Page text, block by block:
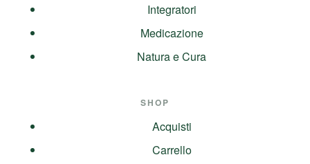
Integratori
Medicazione
Natura e Cura
SHOP
Acquisti
Carrello